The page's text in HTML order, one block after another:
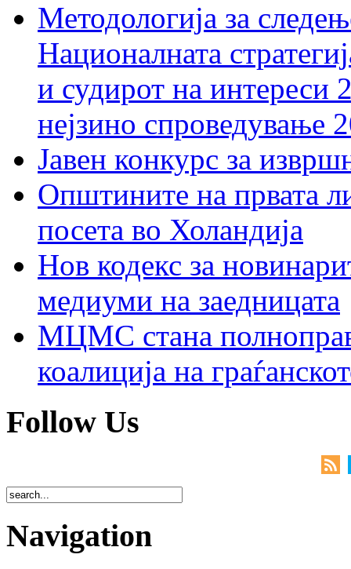
Методологија за
Националната
и судирот на интереси
нејзино спроведување
Јавен конкурс за
Општините на првата
посета во Холандија
Нов кодекс за
медиуми на заедницата
МЦМС стана
коалиција на
Follow Us
Navigation